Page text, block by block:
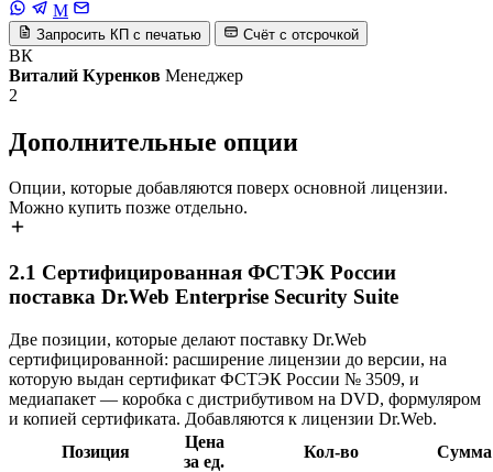
M
Запросить КП с печатью Счёт с отсрочкой
ВК
Виталий Куренков Менеджер
2
Дополнительные опции
Опции, которые добавляются поверх основной лицензии.
Можно купить позже отдельно.
2.1 Сертифицированная ФСТЭК России
поставка Dr.Web Enterprise Security Suite
Две позиции, которые делают поставку Dr.Web
сертифицированной: расширение лицензии до версии, на
которую выдан сертификат ФСТЭК России № 3509, и
медиапакет — коробка с дистрибутивом на DVD, формуляром
и копией сертификата. Добавляются к лицензии Dr.Web.
Позиция
Цена
за ед.
Кол-во
Сумма